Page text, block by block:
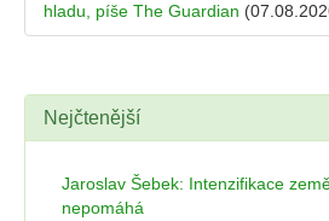
hladu, píše The Guardian
Nejčtenější
Jaroslav Šebek: Intenzifikace
nepomáhá